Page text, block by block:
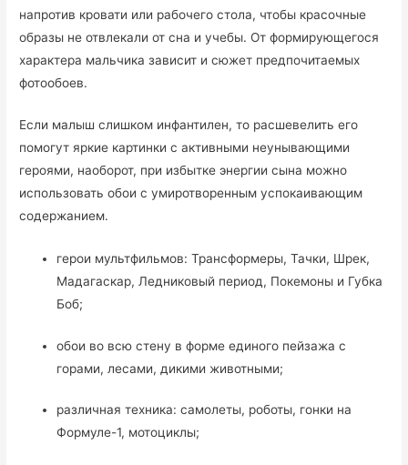
напротив кровати или рабочего стола, чтобы красочные
образы не отвлекали от сна и учебы. От формирующегося
характера мальчика зависит и сюжет предпочитаемых
фотообоев.
Если малыш слишком инфантилен, то расшевелить его
помогут яркие картинки с активными неунывающими
героями, наоборот, при избытке энергии сына можно
использовать обои с умиротворенным успокаивающим
содержанием.
герои мультфильмов: Трансформеры, Тачки, Шрек,
Мадагаскар, Ледниковый период, Покемоны и Губка
Боб;
обои во всю стену в форме единого пейзажа с
горами, лесами, дикими животными;
различная техника: самолеты, роботы, гонки на
Формуле-1, мотоциклы;